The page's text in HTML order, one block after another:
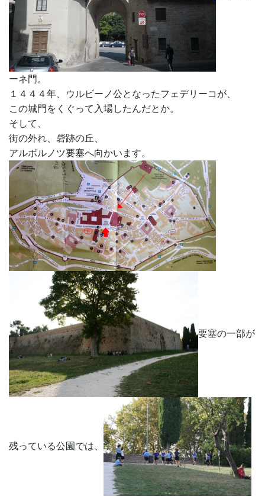
ーネ門。
１４４４年、ウルビーノ公となったフェデリーコが、
この城門をくぐって入場したんだとか。
そして、
街の外れ、砦跡の丘、
アルボルノツ要塞へ向かいます。
要塞の一部が
残っている公園では、